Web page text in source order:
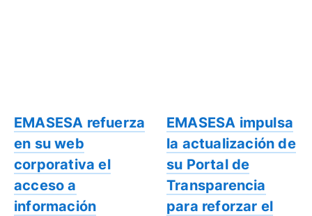
EMASESA refuerza
en su web
corporativa el
acceso a
información
EMASESA impulsa
la actualización de
su Portal de
Transparencia
para reforzar el